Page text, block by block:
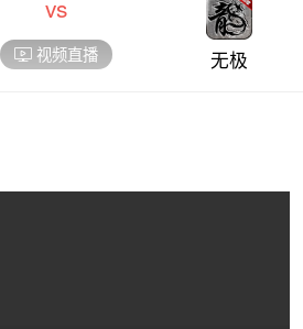
vs
视频直播 无极